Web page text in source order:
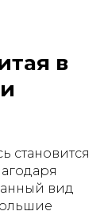
в
становится
вид